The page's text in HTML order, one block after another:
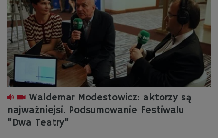
Waldemar Modestowicz: aktorzy są
najważniejsi. Podsumowanie Festiwalu
"Dwa Teatry"